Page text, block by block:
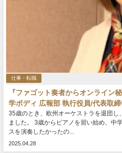
仕事・転職
『ファゴット奏者からオンライ
学ボディ 広報部 執行役員/代表取
35歳のとき、欧州オーケストラを退団し
ました。 3歳からピアノを習い始め、中
スを演奏したかったの...
2025.04.28